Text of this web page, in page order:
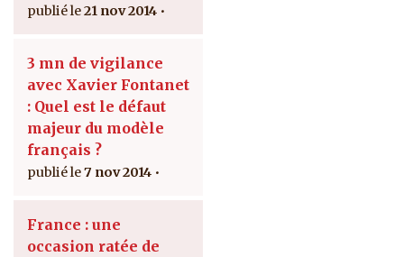
21 nov 2014
3 mn de vigilance
avec Xavier Fontanet
: Quel est le défaut
majeur du modèle
français ?
7 nov 2014
France : une
occasion ratée de